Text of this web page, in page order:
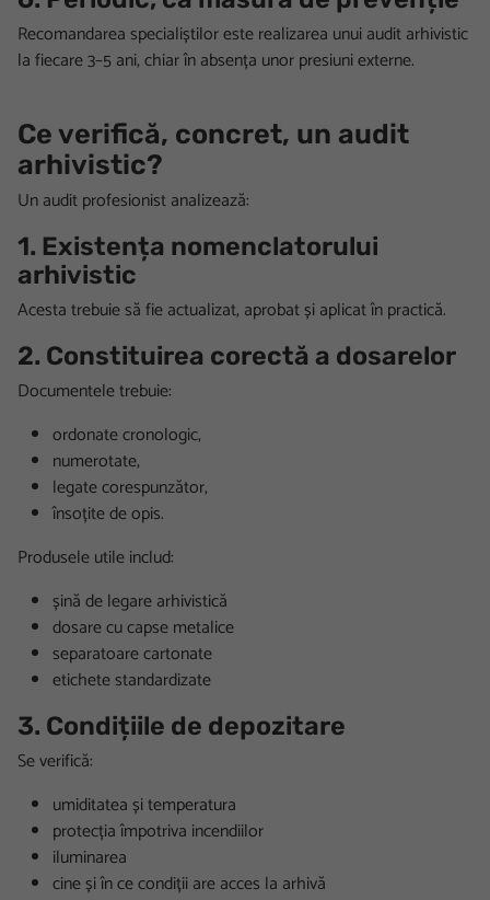
Recomandarea specialiștilor este realizarea unui audit arhivistic
la fiecare 3–5 ani, chiar în absența unor presiuni externe.
Ce verifică, concret, un audit
arhivistic?
Un audit profesionist analizează:
1. Existența nomenclatorului
arhivistic
Acesta trebuie să fie actualizat, aprobat și aplicat în practică.
2. Constituirea corectă a dosarelor
Documentele trebuie:
ordonate cronologic,
numerotate,
legate corespunzător,
însoțite de opis.
Produsele utile includ:
șină de legare arhivistică
dosare cu capse metalice
separatoare cartonate
etichete standardizate
3. Condițiile de depozitare
Se verifică:
umiditatea și temperatura
protecția împotriva incendiilor
iluminarea
cine și în ce condiții are acces la arhivă